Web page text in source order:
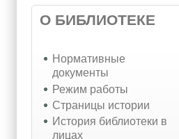
О БИБЛИОТЕКЕ
Нормативные
документы
Режим работы
Страницы истории
История библиотеки в
лицах